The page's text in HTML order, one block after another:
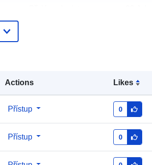
Actions Likes
Přístup 0
Přístup 0
103
http://data.europa.eu/88u/dataset/oai
-zenodo-org-7997103